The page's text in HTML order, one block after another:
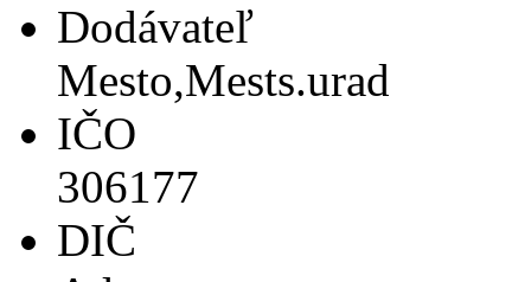
Dodávateľ
Mesto,Mests.urad
IČO
306177
DIČ